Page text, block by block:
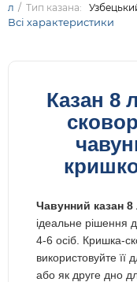
л
Тип казана:
Всі характеристики
Казан 8
Чавунний казан
ідеальне рішення
4-6 осіб. Кришка-
використовуйте
або як друге дно